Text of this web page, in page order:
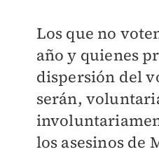
Los que no
año y quienes
dispersión del
serán,
los asesinos de